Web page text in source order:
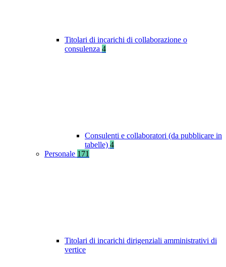
Titolari di incarichi di collaborazione o
consulenza 4
Consulenti e collaboratori (da pubblicare in
tabelle) 4
Personale 171
Titolari di incarichi dirigenziali amministrativi di
vertice